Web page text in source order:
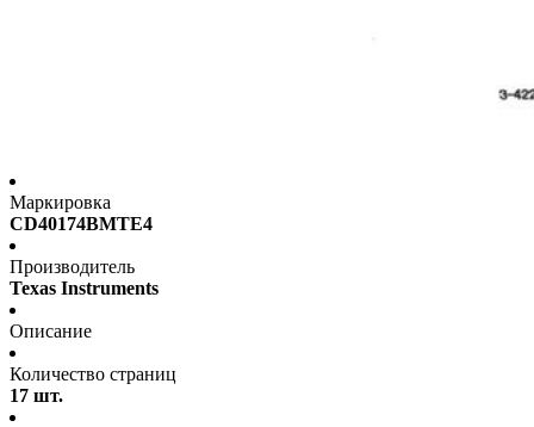
Маркировка
CD40174BMTE4
Производитель
Texas Instruments
Описание
Количество страниц
17 шт.